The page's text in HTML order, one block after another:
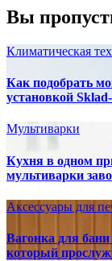
Вы
Климатическая
Как подобрать
установкой
Мультиварки
Кухня в одном
мультиварки
Аксессуары для
Вагонка для
который